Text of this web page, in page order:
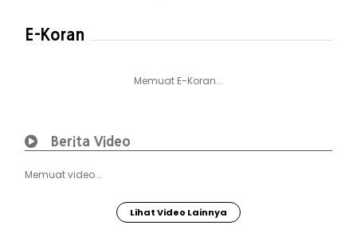
E-Koran
Memuat E-Koran...
Berita Video
Memuat video...
Lihat Video Lainnya